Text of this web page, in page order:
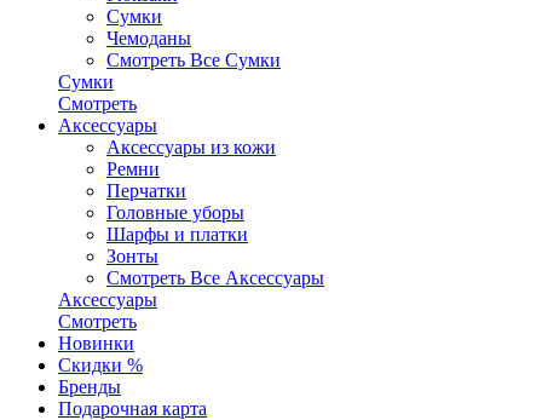
Сумки
Чемоданы
Смотреть Все Сумки
Сумки
Смотреть
Аксессуары
Аксессуары из кожи
Ремни
Перчатки
Головные уборы
Шарфы и платки
Зонты
Смотреть Все Аксессуары
Аксессуары
Смотреть
Новинки
Скидки %
Бренды
Подарочная карта